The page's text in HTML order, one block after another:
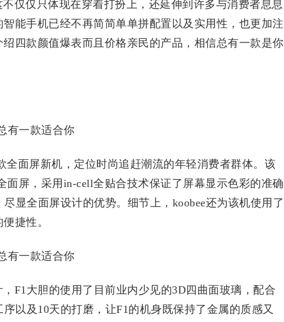
仅仅只体现在穿着打扮上，还延伸到许多与消费者息息
能手机已经不再简简单单拼配置以及实用性，也更加注
四款颜值爆表而且价格亲民的产品，相信总有一款是你
全面屏新机，定位时尚追赶潮流的年轻消费者群体。该
面屏，采用in-cell全贴合技术保证了屏幕显示色彩的准确
显全面屏设计的优势。细节上，koobee还为该机使用了
捷性。
F1大胆的使用了目前业内少见的3D四曲面玻璃，配合
以及10天的打磨，让F1的机身既保持了金属的质感又